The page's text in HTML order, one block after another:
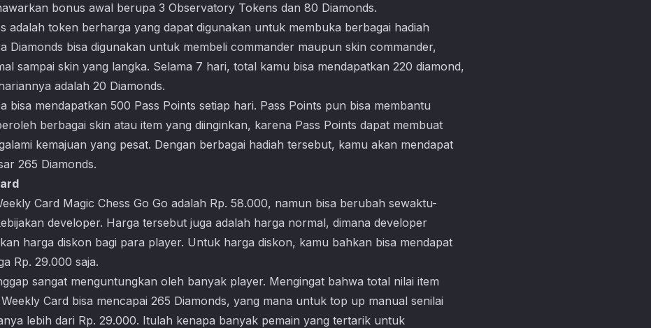
bonus awal berupa 3 Observatory Tokens dan 80 Diamonds.
adalah token berharga yang dapat digunakan untuk membuka berbagai hadiah
Diamonds bisa digunakan untuk membeli commander maupun skin commander,
sampai skin yang langka. Selama 7 hari, total kamu bisa mendapatkan 220 diamond,
adalah 20 Diamonds.
bisa mendapatkan 500 Pass Points setiap hari. Pass Points pun bisa membantu
berbagai skin atau item yang diinginkan, karena Pass Points dapat membuat
kemajuan yang pesat. Dengan berbagai hadiah tersebut, kamu akan mendapat
265 Diamonds.
Card Magic Chess Go Go adalah Rp. 58.000, namun bisa berubah sewaktu-
developer. Harga tersebut juga adalah harga normal, dimana developer
harga diskon bagi para player. Untuk harga diskon, kamu bahkan bisa mendapat
Rp. 29.000 saja.
sangat menguntungkan oleh banyak player. Mengingat bahwa total nilai item
Card bisa mencapai 265 Diamonds, yang mana untuk top up manual senilai
lebih dari Rp. 29.000. Itulah kenapa banyak pemain yang tertarik untuk